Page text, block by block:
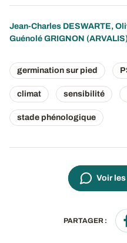
Jean-Charles DESWARTE,
Guénolé GRIGNON
germination sur pied
climat sensibilité
stade phénologique
Voir
PARTAGER :